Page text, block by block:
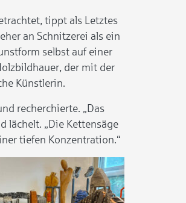
tippt als Letztes
an Schnitzerei als ein
selbst auf einer
der mit der
Künstlerin.
recherchierte. „Das
lächelt. „Die Kettensäge
tiefen Konzentration.“